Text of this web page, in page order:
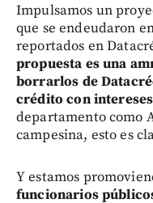
Impulsamos un
que se endeudaron
reportados en
propuesta es una
borrarlos de
crédito con
departamento como
campesina, esto es
Y estamos
funcionarios